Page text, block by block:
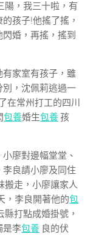
陽，我三十啦，有
孩子!他搖了搖，
婚，再搖，搖到
家室有孩子，雖
，沈佩莉逃過一
在常州打工的四川
包養婚生包養孩
廖對邊幅堂堂、
良請小廖及同住
搬走，小廖讓家人
，李良開著他的包
打點成婚掛號，
是李包養 良的伏